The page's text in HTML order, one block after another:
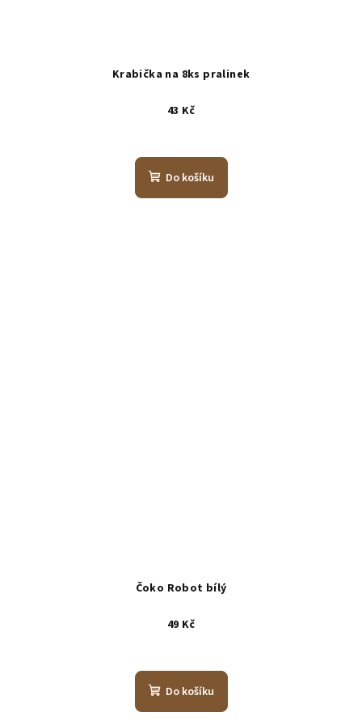
Krabička na 8ks pralinek
43 Kč
Do košíku
Čoko Robot bílý
49 Kč
Do košíku